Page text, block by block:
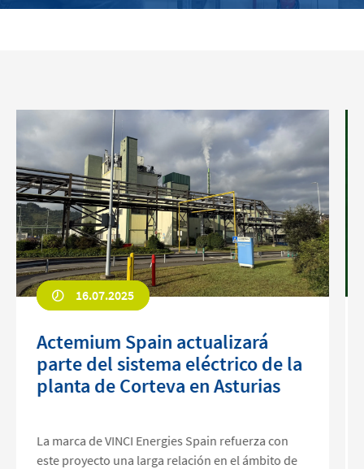
16.07.2025
Actemium Spain actualizará
parte del sistema eléctrico de la
planta de Corteva en Asturias
La marca de VINCI Energies Spain refuerza con
este proyecto una larga relación en el ámbito de